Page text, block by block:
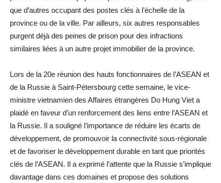
que d’autres occupant des postes clés à l’échelle de la
province ou de la ville. Par ailleurs, six autres responsables
purgent déjà des peines de prison pour des infractions
similaires liées à un autre projet immobilier de la province.
Lors de la 20e réunion des hauts fonctionnaires de l’ASEAN et
de la Russie à Saint-Pétersbourg cette semaine, le vice-
ministre vietnamien des Affaires étrangères Do Hung Viet a
plaidé en faveur d’un renforcement des liens entre l’ASEAN et
la Russie. Il a souligné l’importance de réduire les écarts de
développement, de promouvoir la connectivité sous-régionale
et de favoriser le développement durable en tant que priorités
clés de l’ASEAN. Il a exprimé l’attente que la Russie s’implique
davantage dans ces domaines et propose des solutions